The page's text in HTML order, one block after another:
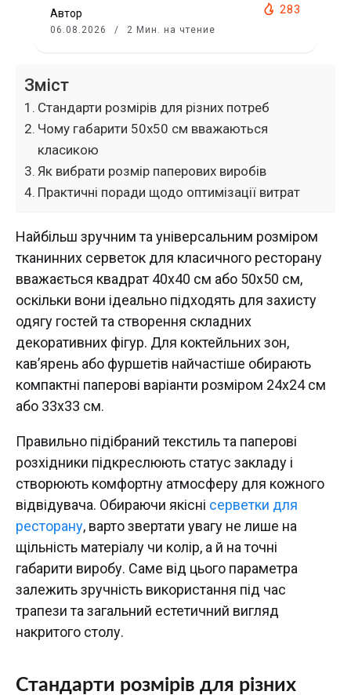
Автор
06.08.2026 2 Мин. на чтение
283
Зміст
Стандарти розмірів для різних потреб
Чому габарити 50х50 см вважаються
класикою
Як вибрати розмір паперових виробів
Практичні поради щодо оптимізації витрат
Найбільш зручним та універсальним розміром
тканинних серветок для класичного ресторану
вважається квадрат 40х40 см або 50х50 см,
оскільки вони ідеально підходять для захисту
одягу гостей та створення складних
декоративних фігур. Для коктейльних зон,
кав’ярень або фуршетів найчастіше обирають
компактні паперові варіанти розміром 24х24 см
або 33х33 см.
Правильно підібраний текстиль та паперові
розхідники підкреслюють статус закладу і
створюють комфортну атмосферу для кожного
відвідувача. Обираючи якісні серветки для
ресторану, варто звертати увагу не лише на
щільність матеріалу чи колір, а й на точні
габарити виробу. Саме від цього параметра
залежить зручність використання під час
трапези та загальний естетичний вигляд
накритого столу.
Стандарти розмірів для різних